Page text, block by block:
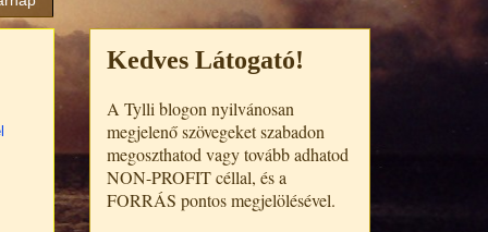
Kedves Látogató!
A Tylli blogon nyilvánosan
megjelenő szövegeket szabadon
megoszthatod vagy tovább adhatod
NON-PROFIT céllal, és a
FORRÁS pontos megjelölésével.